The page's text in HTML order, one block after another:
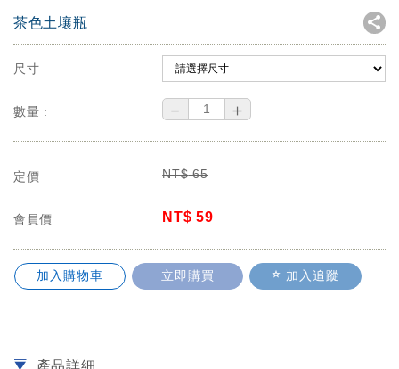
茶色土壤瓶
尺寸
數量 : － ＋
定價 NT$ 65
會員價 NT$ 59
加入購物車 立即購買 加入追蹤